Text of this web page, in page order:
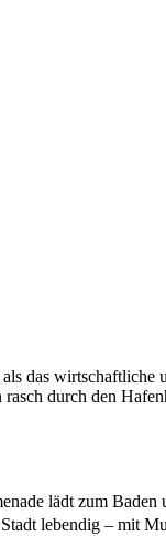
das
durch den
lädt zum
lebendig – mit